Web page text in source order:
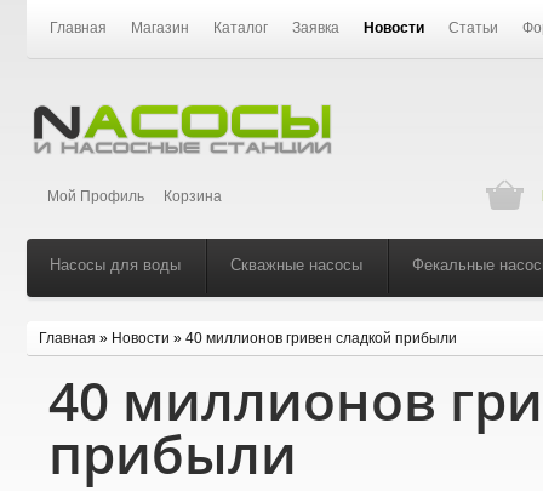
Главная Магазин Каталог Заявка Новости Статьи
Мой Профиль Корзина
Насосы для воды Скважные насосы Фекальные
Главная » Новости » 40 миллионов гривен сладкой прибыли
40 миллионов
прибыли